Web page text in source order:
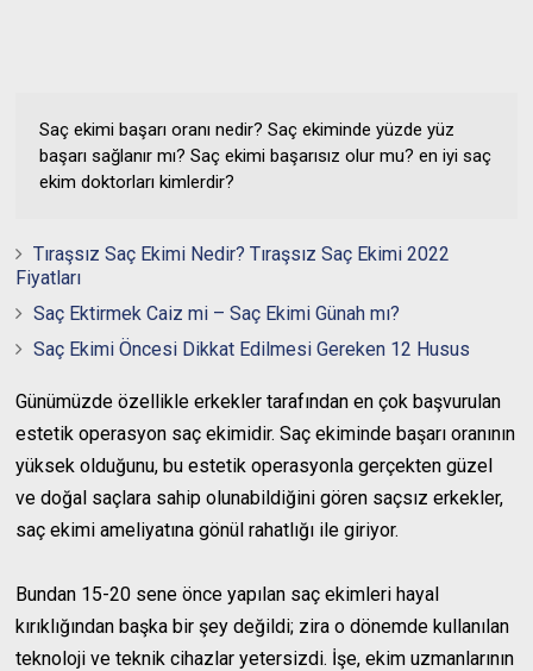
Saç ekimi başarı oranı nedir? Saç ekiminde yüzde yüz
başarı sağlanır mı? Saç ekimi başarısız olur mu? en iyi saç
ekim doktorları kimlerdir?
Tıraşsız Saç Ekimi Nedir? Tıraşsız Saç Ekimi 2022
Fiyatları
Saç Ektirmek Caiz mi – Saç Ekimi Günah mı?
Saç Ekimi Öncesi Dikkat Edilmesi Gereken 12 Husus
Günümüzde özellikle erkekler tarafından en çok başvurulan
estetik operasyon saç ekimidir. Saç ekiminde başarı oranının
yüksek olduğunu, bu estetik operasyonla gerçekten güzel
ve doğal saçlara sahip olunabildiğini gören saçsız erkekler,
saç ekimi ameliyatına gönül rahatlığı ile giriyor.
Bundan 15-20 sene önce yapılan saç ekimleri hayal
kırıklığından başka bir şey değildi; zira o dönemde kullanılan
teknoloji ve teknik cihazlar yetersizdi. İşe, ekim uzmanlarının